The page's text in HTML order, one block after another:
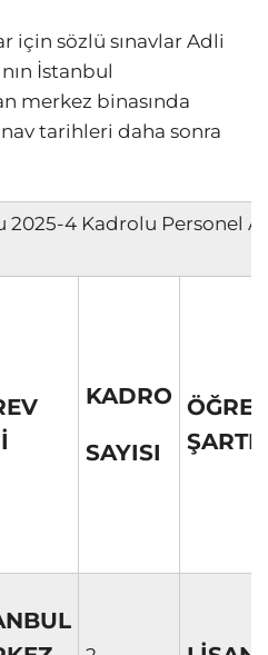
için sözlü sınavlar Adli
İstanbul
merkez binasında
tarihleri daha sonra
2025-4 Kadrolu Personel
KADRO
SAYISI
ŞARTI